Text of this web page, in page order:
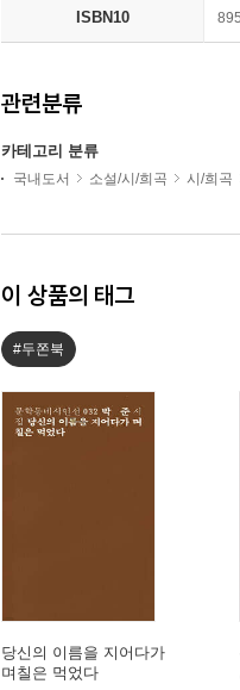
ISBN10
관련분류
카테고리 분류
국내도서 소설/시/희곡 시/희곡
이 상품의 태그
#두쫀북
당신의 이름을 지어다가
며칠은 먹었다